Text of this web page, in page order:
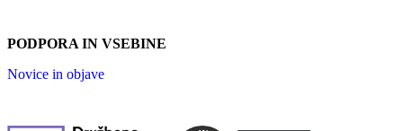
PODPORA IN VSEBINE
Novice in objave